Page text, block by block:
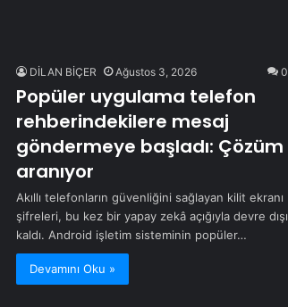
DİLAN BİÇER Ağustos 3, 2026 0
Popüler uygulama telefon
rehberindekilere mesaj
göndermeye başladı: Çözüm
aranıyor
Akıllı telefonların güvenliğini sağlayan kilit ekranı
şifreleri, bu kez bir yapay zekâ açığıyla devre dışı
kaldı. Android işletim sisteminin popüler…
Devamını Oku »